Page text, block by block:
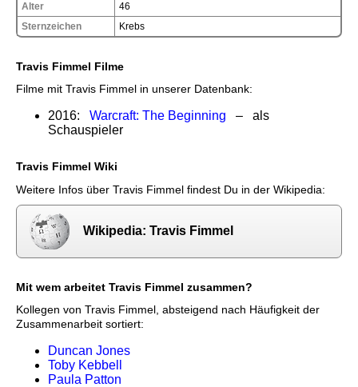
Alter
46
Sternzeichen
Krebs
Travis Fimmel Filme
Filme mit Travis Fimmel in unserer Datenbank:
2016: Warcraft: The Beginning – als
Schauspieler
Travis Fimmel Wiki
Weitere Infos über Travis Fimmel findest Du in der Wikipedia:
Wikipedia: Travis Fimmel
Mit wem arbeitet Travis Fimmel zusammen?
Kollegen von Travis Fimmel, absteigend nach Häufigkeit der
Zusammenarbeit sortiert:
Duncan Jones
Toby Kebbell
Paula Patton